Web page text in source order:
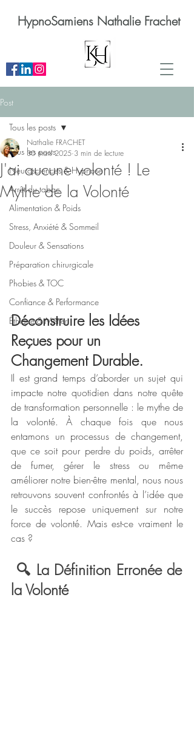
HypnoSamiens Nathalie Frachet
Post
Tous les posts
Neurosciences & Hypnose
Arrêt du tabac
Alimentation & Poids
Stress, Anxiété & Sommeil
Douleur & Sensations
Préparation chirurgicale
Phobies & TOC
Confiance & Performance
Éthique & Métier
Tous les posts
J'ai aucune volonté ! Le
Mythe de la Volonté
Nathalie FRACHET
30 mars 2025 3 min de lecture
Déconstruire les Idées
Reçues pour un
Changement Durable.
Il est grand temps d’aborder un sujet qui
impacte notre quotidien dans notre quête
de transformation personnelle : le mythe de
la volonté. À chaque fois que nous
entamons un processus de changement,
que ce soit pour perdre du poids, arrêter
de fumer, gérer le stress ou même
améliorer notre bien-être mental, nous nous
retrouvons souvent confrontés à l’idée que
le succès repose uniquement sur notre
force de volonté. Mais est-ce vraiment le
cas ?
la Volonté